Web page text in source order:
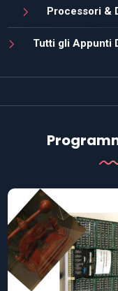
Processori &
Tutti gli Appunti